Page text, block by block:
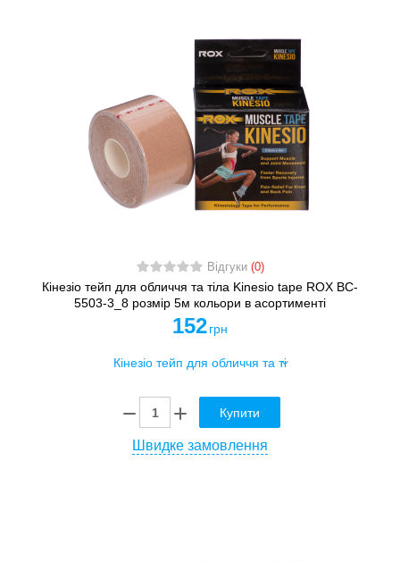
Відгуки (0)
Кінезіо тейп для обличчя та тіла Kinesio tape ROX BC-
5503-3_8 розмір 5м кольори в асортименті
152 грн
Купити
Швидке замовлення